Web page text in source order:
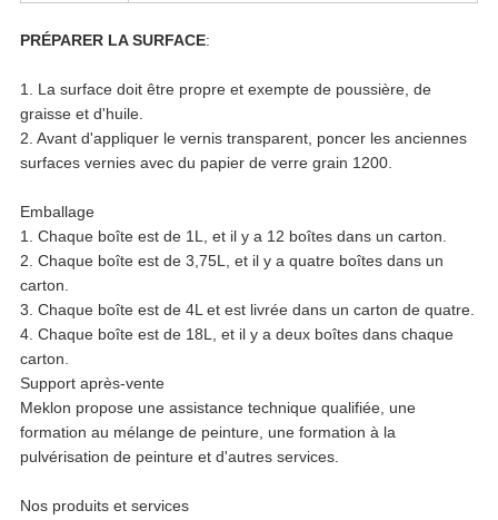
PRÉPARER LA SURFACE:
1. La surface doit être propre et exempte de poussière, de
graisse et d'huile.
2. Avant d'appliquer le vernis transparent, poncer les anciennes
surfaces vernies avec du papier de verre grain 1200.
Emballage
1. Chaque boîte est de 1L, et il y a 12 boîtes dans un carton.
2. Chaque boîte est de 3,75L, et il y a quatre boîtes dans un
carton.
3. Chaque boîte est de 4L et est livrée dans un carton de quatre.
4. Chaque boîte est de 18L, et il y a deux boîtes dans chaque
carton.
Support après-vente
Meklon propose une assistance technique qualifiée, une
formation au mélange de peinture, une formation à la
pulvérisation de peinture et d'autres services.
Nos produits et services